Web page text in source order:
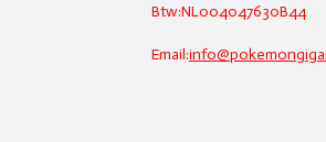
Btw:NL004047630B44
Email: